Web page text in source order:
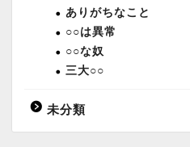
ありがちなこと
○○は異常
○○な奴
三大○○
未分類